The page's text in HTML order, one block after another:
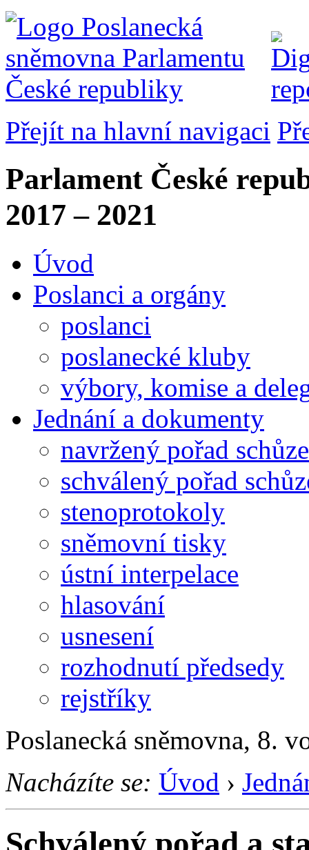
Přejít na hlavní navigaci
Parlament České
2017 – 2021
Úvod
Poslanci a orgány
poslanci
poslanecké kluby
výbory, komise a
Jednání a dokumenty
navržený pořad schůze
schválený pořad
stenoprotokoly
sněmovní tisky
ústní interpelace
hlasování
usnesení
rozhodnutí předsedy
rejstříky
Poslanecká sněmovna, 8.
Nacházíte se: Úvod ›